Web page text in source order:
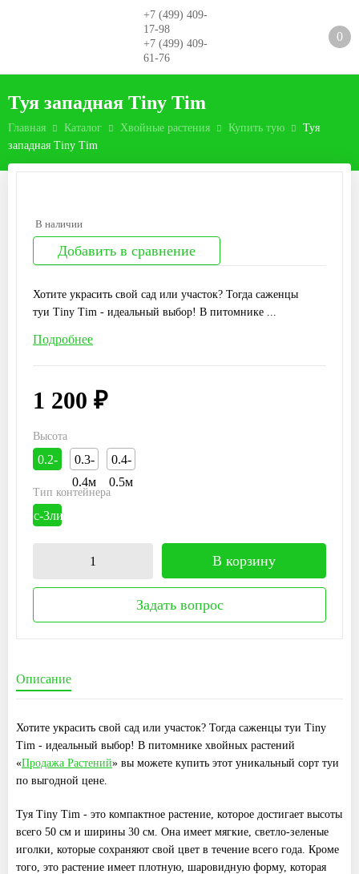
+7 (499) 409-
17-98
+7 (499) 409-
61-76
0
Туя западная Tiny Tim
Главная Каталог Хвойные растения Купить тую
Туя
западная Tiny Tim
В наличии
Добавить в сравнение
Хотите украсить свой сад или участок? Тогда саженцы
туи Tiny Tim - идеальный выбор! В питомнике ...
Подробнее
1 200 ₽
Высота
0.2-
0.3-
0.4м
0.4-
0.5м
Тип контейнера
с-3литров
В корзину
Задать вопрос
Описание
Хотите украсить свой сад или участок? Тогда саженцы туи Tiny
Tim - идеальный выбор! В питомнике хвойных растений
«Продажа Растений» вы можете купить этот уникальный сорт туи
по выгодной цене.
Туя Tiny Tim - это компактное растение, которое достигает высоты
всего 50 см и ширины 30 см. Она имеет мягкие, светло-зеленые
иголки, которые сохраняют свой цвет в течение всего года. Кроме
того, это растение имеет плотную, шаровидную форму, которая